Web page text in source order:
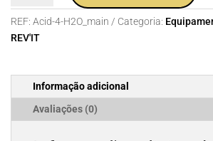
Calças
Chuva
REV'IT
4
REF: Acid-4-H2O_main Categoria:
REV'IT
Informação adicional
Avaliações (0)